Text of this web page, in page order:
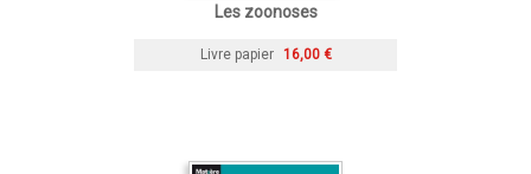
Les zoonoses
Livre papier 16,00 €